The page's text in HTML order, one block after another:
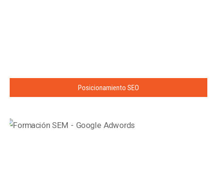
Posicionamiento SEO